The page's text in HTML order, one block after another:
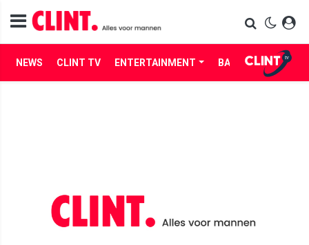
NEWS CLINT TV ENTERTAINMENT BABES LIFE